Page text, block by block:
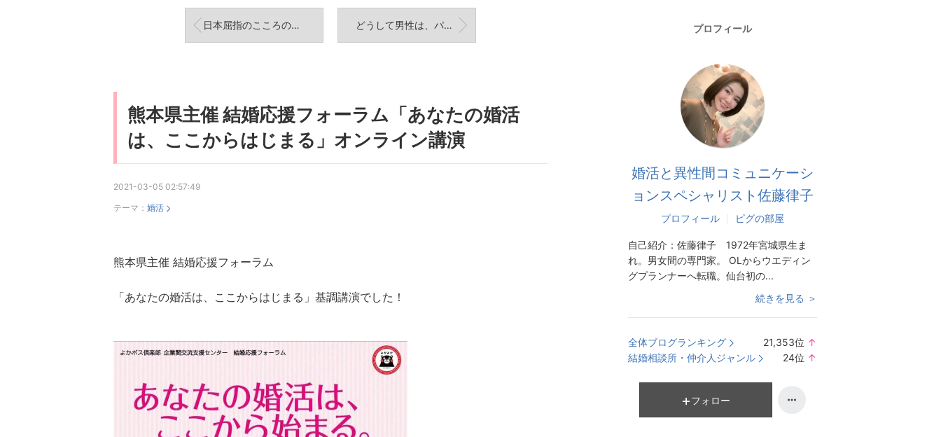
日本屈指のこころの専門家・明治大学文学部教授の諸富祥彦先生のオンライン無料講演会！ どうして男性は、パートナーがいるのに別の女性にちょっかいを出すのでしょうか？
熊本県主催 結婚応援フォーラム「あなたの婚活
は、ここからはじまる」オンライン講演
2021-03-05 02:57:49
テーマ： 婚活
熊本県主催 結婚応援フォーラム
「あなたの婚活は、ここからはじまる」基調講演でした！
プロフィール
婚活と異性間コミュニケーシ
ョンスペシャリスト佐藤律子
プロフィール ピグの部屋
自己紹介： 佐藤律子 1972年宮城県生ま
れ。男女間の専門家。 OLからウエディン
グプランナーへ転職。仙台初の...
続きを見る ＞
全体ブログランキング 21,353位 ↑
結婚相談所・仲介人ジャンル 24位 ↑
フォロー